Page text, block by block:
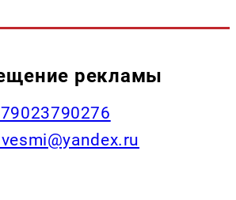
рекламы